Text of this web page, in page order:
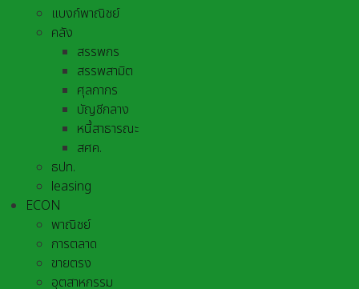
แบงก์พาณิชย์
คลัง
สรรพกร
สรรพสามิต
ศุลกากร
บัญชีกลาง
หนี้สาธารณะ
สศค.
ธปท.
leasing
ECON
พาณิชย์
การตลาด
ขายตรง
อุตสาหกรรม